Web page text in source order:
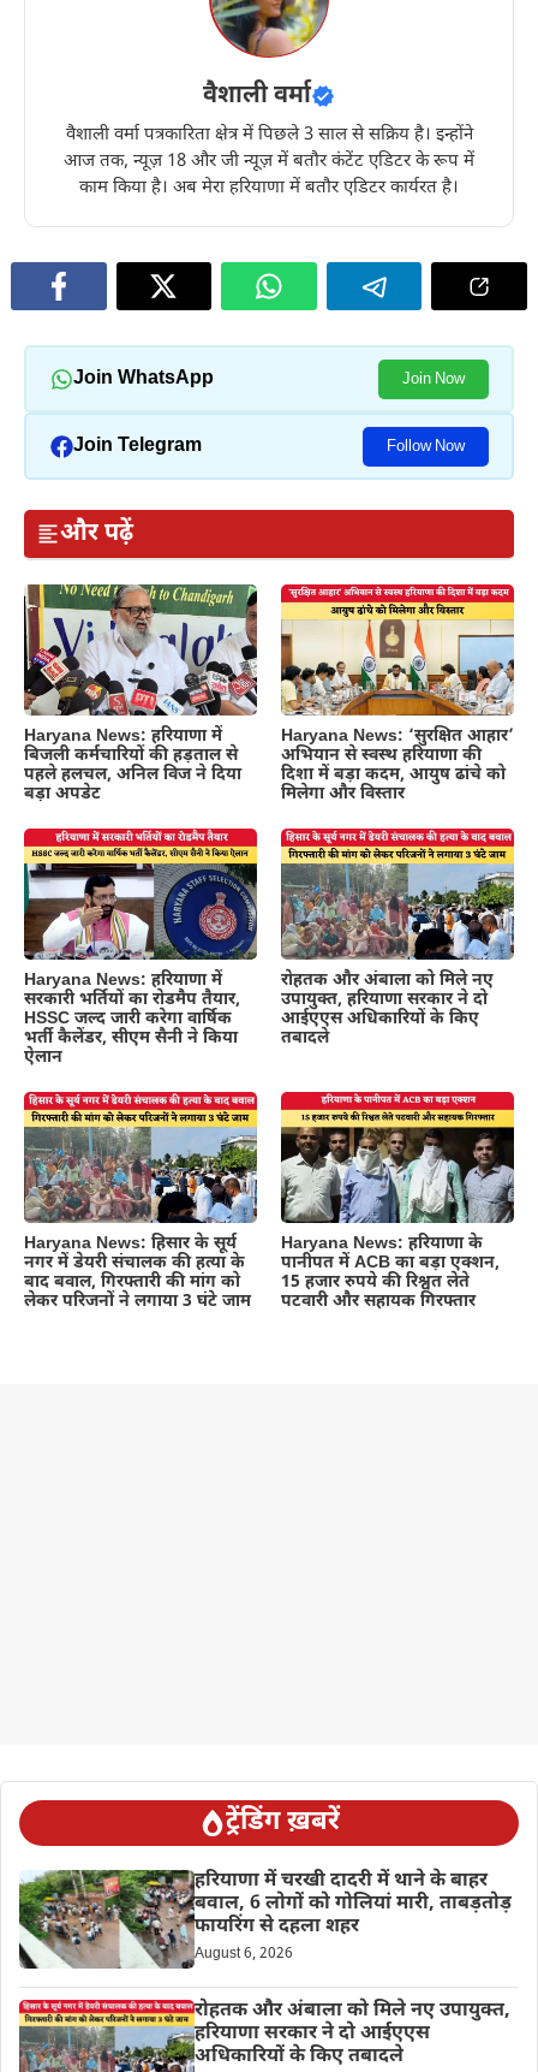
वैशाली वर्मा
वैशाली वर्मा पत्रकारिता क्षेत्र में पिछले 3 साल से सक्रिय है। इन्होंने
आज तक, न्यूज़ 18 और जी न्यूज़ में बतौर कंटेंट एडिटर के रूप में
काम किया है। अब मेरा हरियाणा में बतौर एडिटर कार्यरत है।
Join WhatsApp Join Now
Join Telegram Follow Now
और पढ़ें
Haryana News: हरियाणा में
बिजली कर्मचारियों की हड़ताल से
पहले हलचल, अनिल विज ने दिया
बड़ा अपडेट
Haryana News: ‘सुरक्षित आहार’
अभियान से स्वस्थ हरियाणा की
दिशा में बड़ा कदम, आयुष ढांचे को
मिलेगा और विस्तार
Haryana News: हरियाणा में
सरकारी भर्तियों का रोडमैप तैयार,
HSSC जल्द जारी करेगा वार्षिक
भर्ती कैलेंडर, सीएम सैनी ने किया
ऐलान
रोहतक और अंबाला को मिले नए
उपायुक्त, हरियाणा सरकार ने दो
आईएएस अधिकारियों के किए
तबादले
Haryana News: हिसार के सूर्य
नगर में डेयरी संचालक की हत्या के
बाद बवाल, गिरफ्तारी की मांग को
लेकर परिजनों ने लगाया 3 घंटे जाम
Haryana News: हरियाणा के
पानीपत में ACB का बड़ा एक्शन,
15 हजार रुपये की रिश्वत लेते
पटवारी और सहायक गिरफ्तार
ट्रेंडिंग ख़बरें
हरियाणा में चरखी दादरी में थाने के बाहर
बवाल, 6 लोगों को गोलियां मारी, ताबड़तोड़
फायरिंग से दहला शहर
August 6, 2026
रोहतक और अंबाला को मिले नए उपायुक्त,
हरियाणा सरकार ने दो आईएएस
अधिकारियों के किए तबादले